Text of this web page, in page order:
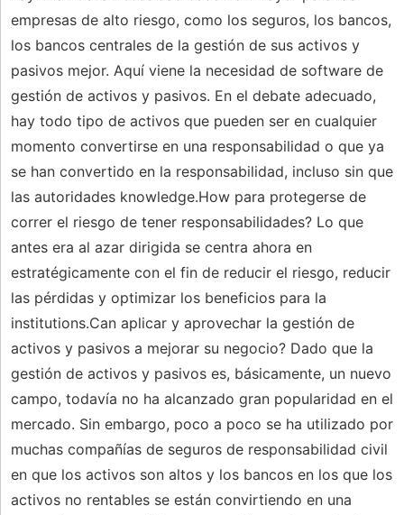
empresas de alto riesgo, como los seguros, los bancos,
los bancos centrales de la gestión de sus activos y
pasivos mejor. Aquí viene la necesidad de software de
gestión de activos y pasivos. En el debate adecuado,
hay todo tipo de activos que pueden ser en cualquier
momento convertirse en una responsabilidad o que ya
se han convertido en la responsabilidad, incluso sin que
las autoridades knowledge.How para protegerse de
correr el riesgo de tener responsabilidades? Lo que
antes era al azar dirigida se centra ahora en
estratégicamente con el fin de reducir el riesgo, reducir
las pérdidas y optimizar los beneficios para la
institutions.Can aplicar y aprovechar la gestión de
activos y pasivos a mejorar su negocio? Dado que la
gestión de activos y pasivos es, básicamente, un nuevo
campo, todavía no ha alcanzado gran popularidad en el
mercado. Sin embargo, poco a poco se ha utilizado por
muchas compañías de seguros de responsabilidad civil
en que los activos son altos y los bancos en los que los
activos no rentables se están convirtiendo en una